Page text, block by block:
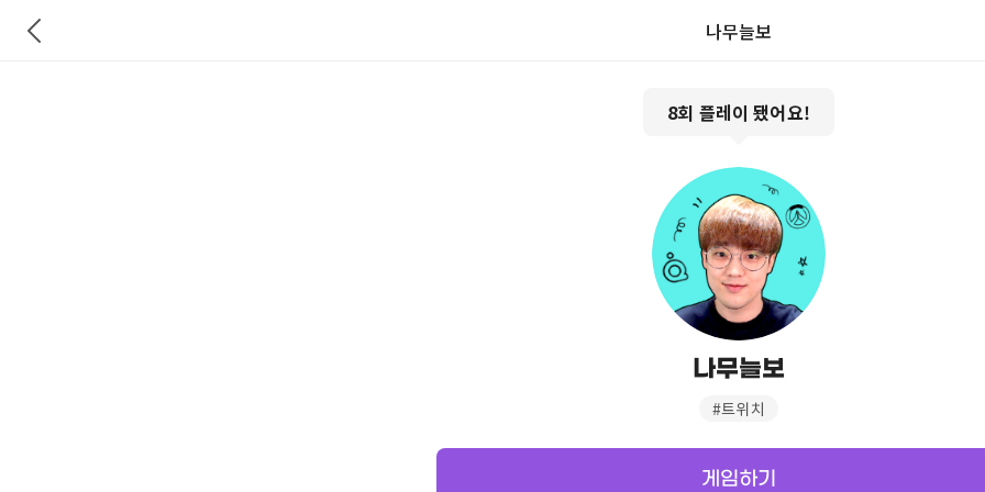
나무늘보
8회 플레이 됐어요!
나무늘보
#트위치
게임하기